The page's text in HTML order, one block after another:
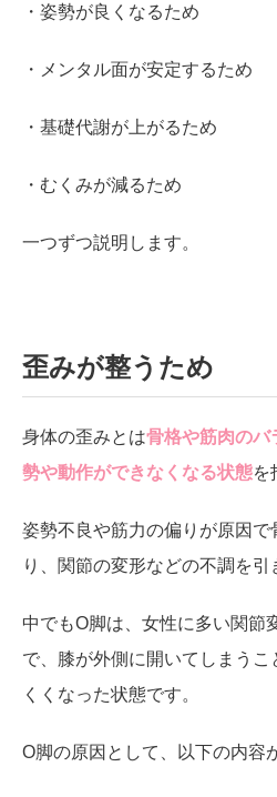
・姿勢が良くなるため
・メンタル面が安定するため
・基礎代謝が上がるため
・むくみが減るため
一つずつ説明します。
歪みが整う ため
身体の歪みとは骨格や筋肉のバ
勢や動作ができなくなる状態を
姿勢不良や筋力の偏りが原因で
り、関節の変形などの不調を引
中でもO脚は、女性に多い関節
で、膝が外側に開いてしまう
くくなった状態です。
O脚の原因として、以下の内容